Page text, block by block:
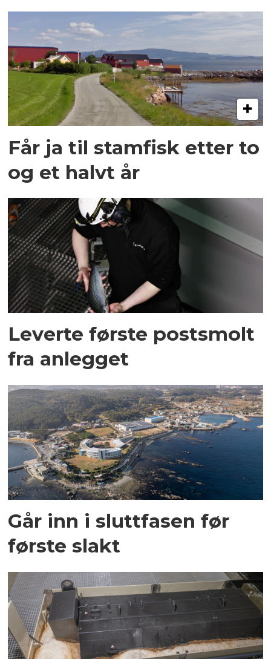
Får ja til stamfisk etter to
og et halvt år
Leverte første postsmolt
fra anlegget
Går inn i sluttfasen før
første slakt